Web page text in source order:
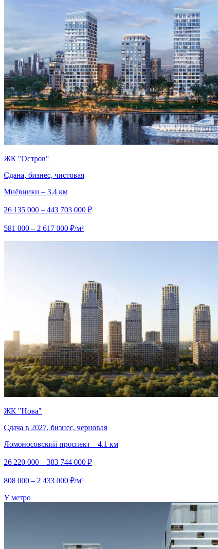
ЖК "Остров"
Сдана, бизнес, чистовая
Мнёвники – 3.4 км
26 135 000 – 443 703 000 ₽
581 000 – 2 617 000 ₽/м²
ЖК "Нова"
Сдача в 2027, бизнес, черновая
Ломоносовский проспект – 4.1 км
26 220 000 – 383 744 000 ₽
808 000 – 2 433 000 ₽/м²
У метро